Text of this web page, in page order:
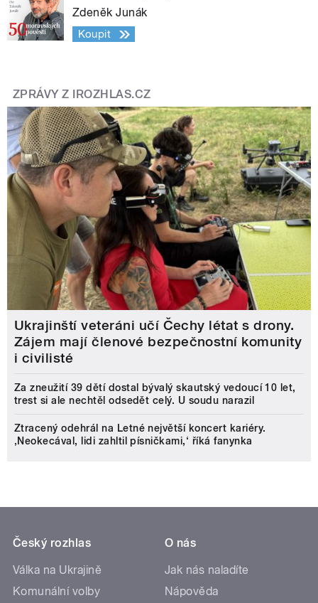
Zdeněk Junák
Koupit
ZPRÁVY Z IROZHLAS.CZ
Ukrajinští veteráni učí Čechy létat s drony.
Zájem mají členové bezpečnostní komunity
i civilisté
Za zneužití 39 dětí dostal bývalý skautský vedoucí 10 let,
trest si ale nechtěl odsedět celý. U soudu narazil
Ztracený odehrál na Letné největší koncert kariéry.
‚Neokecával, lidi zahltil písničkami,‘ říká fanynka
Český rozhlas
Válka na Ukrajině
Komunální volby
O nás
Jak nás naladíte
Nápověda